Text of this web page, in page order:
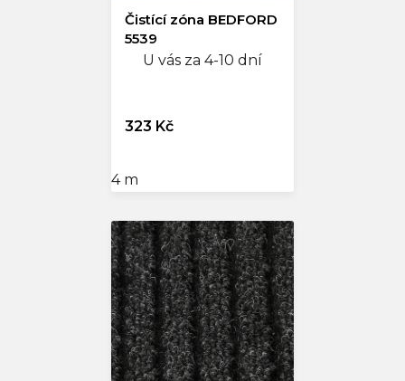
Čistící zóna BEDFORD
5539
U vás za 4-10 dní
323 Kč
4 m